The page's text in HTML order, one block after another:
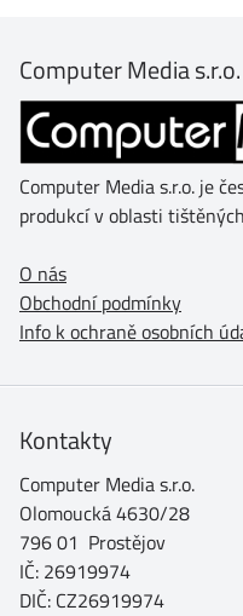
Computer Media s.r.o.
Computer Media s.r.o. je
produkcí v oblasti
O nás
Obchodní podmínky
Info k ochraně osobních
Kontakty
Computer Media s.r.o.
Olomoucká 4630/28
796 01 Prostějov
IČ: 26919974
DIČ: CZ26919974